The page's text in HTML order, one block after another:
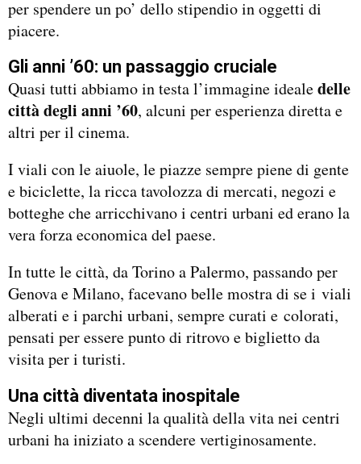
per spendere un po’ dello stipendio in oggetti di
piacere.
Gli anni ’60: un passaggio cruciale
Quasi tutti abbiamo in testa l’immagine idealedelle
città degli anni ’60, alcuni per esperienza diretta e
altri per il cinema.
I viali con le aiuole, le piazze sempre piene di gente
e biciclette, la ricca tavolozza di mercati, negozi e
botteghe che arricchivano i centri urbani ed erano la
vera forza economica del paese.
In tutte le città, da Torino a Palermo, passando per
Genova e Milano, facevano belle mostra di se i viali
alberati e i parchi urbani, sempre curati e colorati,
pensati per essere punto di ritrovo e biglietto da
visita per i turisti.
Una città diventata inospitale
Negli ultimi decenni la qualità della vita nei centri
urbani ha iniziato a scendere vertiginosamente.